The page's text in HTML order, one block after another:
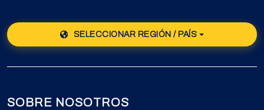
SELECCIONAR REGIÓN / PAÍS
SOBRE NOSOTROS